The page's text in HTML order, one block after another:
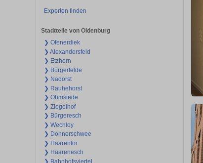
Experten finden
Stadtteile von Oldenburg
❯ Ofenerdiek
❯ Alexandersfeld
❯ Etzhorn
❯ Bürgerfelde
❯ Nadorst
❯ Rauhehorst
❯ Ohmstede
❯ Ziegelhof
❯ Bürgeresch
❯ Wechloy
❯ Donnerschwee
❯ Haarentor
❯ Haarenesch
❯ Bahnhofsviertel